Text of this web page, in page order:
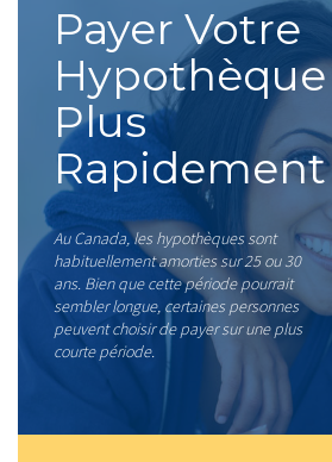
Payer Votre
Hypothèque
Plus
Rapidement
Au Canada, les hypothèques sont
habituellement amorties sur 25 ou 30
ans. Bien que cette période pourrait
sembler longue, certaines personnes
peuvent choisir de payer sur une plus
courte période.